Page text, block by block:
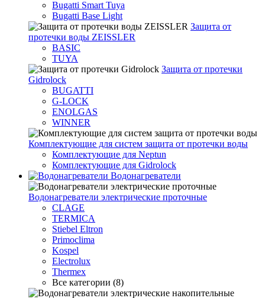
Bugatti Smart Tuya
Bugatti Base Light
Защита от
протечки воды ZEISSLER
BASIC
TUYA
Защита от протечки
Gidrolock
BUGATTI
G-LOCK
ENOLGAS
WINNER
Комплектующие для систем защита от протечки воды
Комплектующие для Neptun
Комплектующие для Gidrolock
Водонагреватели
Водонагреватeли электрические проточные
CLAGE
TERMICA
Stiebel Eltron
Primoclima
Kospel
Electrolux
Thermex
Все категории (8)